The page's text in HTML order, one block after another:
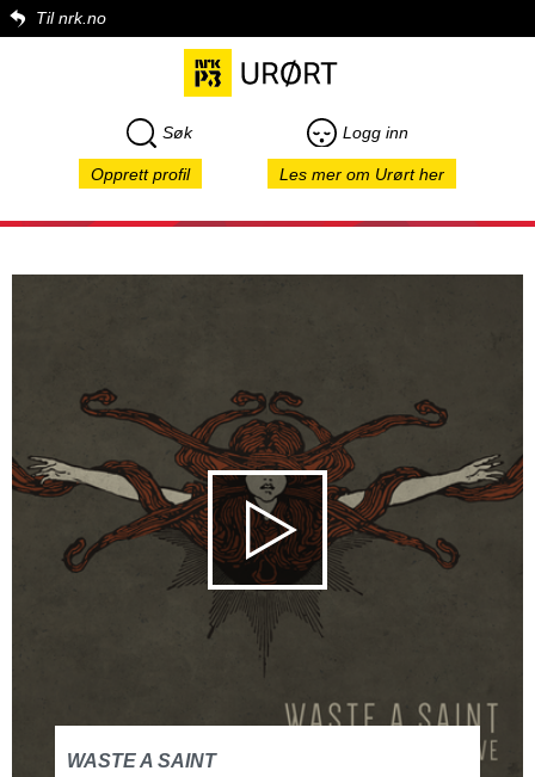
Til nrk.no
Søk Logg inn
Opprett profil Les mer om Urørt her
WASTE A SAINT